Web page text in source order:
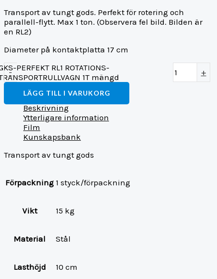
Transport av tungt gods. Perfekt för rotering och
parallell-flytt. Max 1 ton. (Observera fel bild. Bilden är
en RL2)
Diameter på kontaktplatta 17 cm
- PERFEKT RL1 ROTATIONS-
1T mängd
+
LÄGG TILL I VARUKORG
Beskrivning
Ytterligare information
Film
Kunskapsbank
Transport av tungt gods
Förpackning 1 styck/förpackning
Vikt 15 kg
Material Stål
Lasthöjd 10 cm